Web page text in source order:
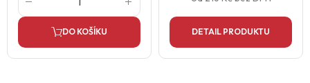
DO KOŠÍKU DETAIL PRODUKTU